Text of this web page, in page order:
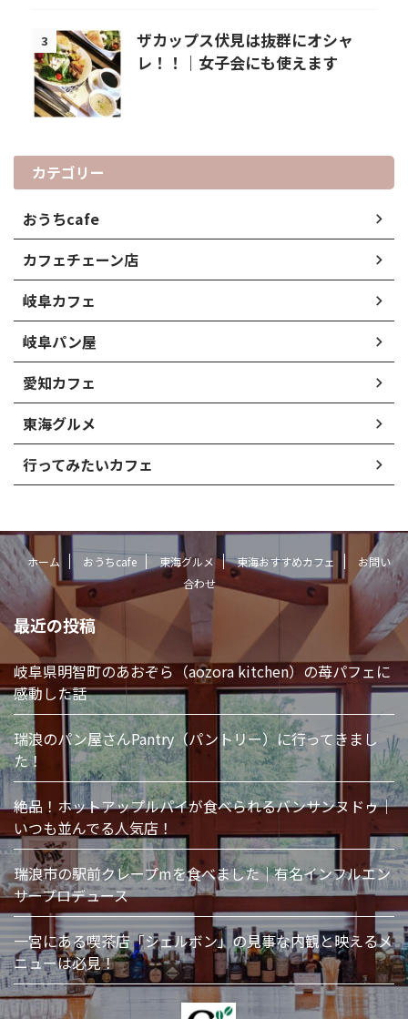
3
ザカップス伏見は抜群にオシャ
レ！！｜女子会にも使えます
カテゴリー
おうちcafe
カフェチェーン店
岐阜カフェ
岐阜パン屋
愛知カフェ
東海グルメ
行ってみたいカフェ
ホーム おうちcafe 東海グルメ 東海おすすめカフェ
お問い
合わせ
最近の投稿
岐阜県明智町のあおぞら（aozora kitchen）の苺パフェに
感動した話
瑞浪のパン屋さんPantry（パントリー）に行ってきまし
た！
絶品！ホットアップルパイが食べられるバンサンヌドゥ｜
いつも並んでる人気店！
瑞浪市の駅前クレープmを食べました｜有名インフルエン
サープロデュース
一宮にある喫茶店「シェルボン」の見事な内観と映えるメ
ニューは必見！